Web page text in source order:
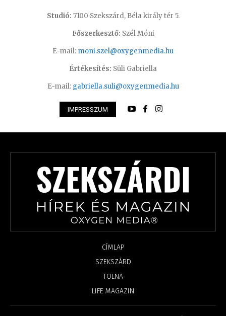
Studió: 7100 Szekszárd, Béla király tér 5.
Főszerkesztő: Szél Móni
E-mail: moni.szel@oxygenmedia.hu
Értékesítés: Süli Gabriella
E-mail: gabriella.suli@oxygenmedia.hu
IMPRESSZUM
CÍMLAP
SZEKSZÁRD
TOLNA
LIFE MAGAZIN